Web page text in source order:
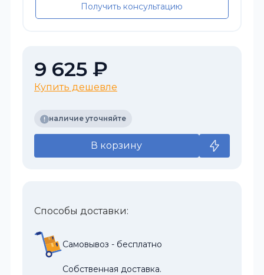
Получить консультацию
9 625 ₽
Купить дешевле
наличие уточняйте
В корзину
Способы доставки:
Самовывоз - бесплатно
Собственная доставка.